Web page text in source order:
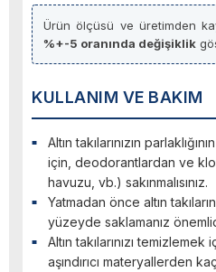
Ürün ölçüsü ve üretimden
%+-5 oranında değişiklik
KULLANIM VE BAKIM
Altın takılarınızın
için, deodorantlardan ve
havuzu, vb.) sakınmalısınız.
Yatmadan önce altın
yüzeyde saklamanız
Altın takılarınızı
aşındırıcı materyallerden